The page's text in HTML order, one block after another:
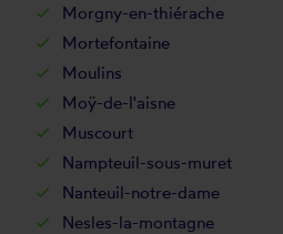
Morgny-en-thiérache
Mortefontaine
Moulins
Moÿ-de-l'aisne
Muscourt
Nampteuil-sous-muret
Nanteuil-notre-dame
Nesles-la-montagne